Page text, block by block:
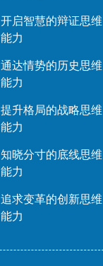
开启智慧的辩证思维
能力
通达情势的历史思维
能力
提升格局的战略思维
能力
知晓分寸的底线思维
能力
追求变革的创新思维
能力